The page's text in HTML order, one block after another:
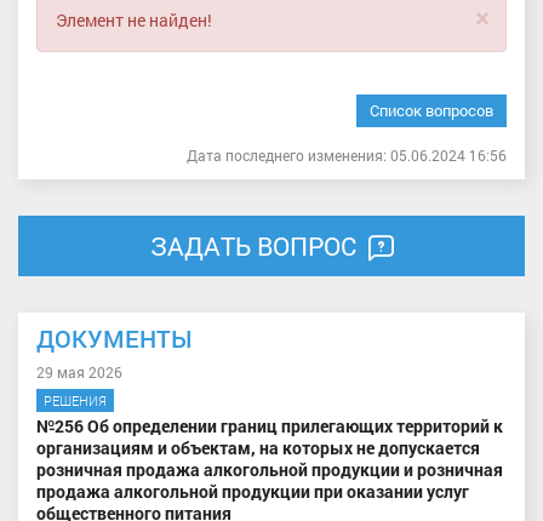
×
Элемент не найден!
Список вопросов
Дата последнего изменения: 05.06.2024 16:56
ЗАДАТЬ ВОПРОС
ДОКУМЕНТЫ
29 мая 2026
РЕШЕНИЯ
№256 Об определении границ прилегающих территорий к
организациям и объектам, на которых не допускается
розничная продажа алкогольной продукции и розничная
продажа алкогольной продукции при оказании услуг
общественного питания